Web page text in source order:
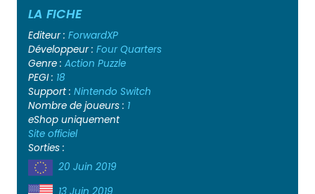
LA FICHE
Editeur : ForwardXP
Développeur : Four Quarters
Genre : Action Puzzle
PEGI : 18
Support : Nintendo Switch
Nombre de joueurs : 1
eShop uniquement
Site officiel
Sorties :
20 Juin 2019